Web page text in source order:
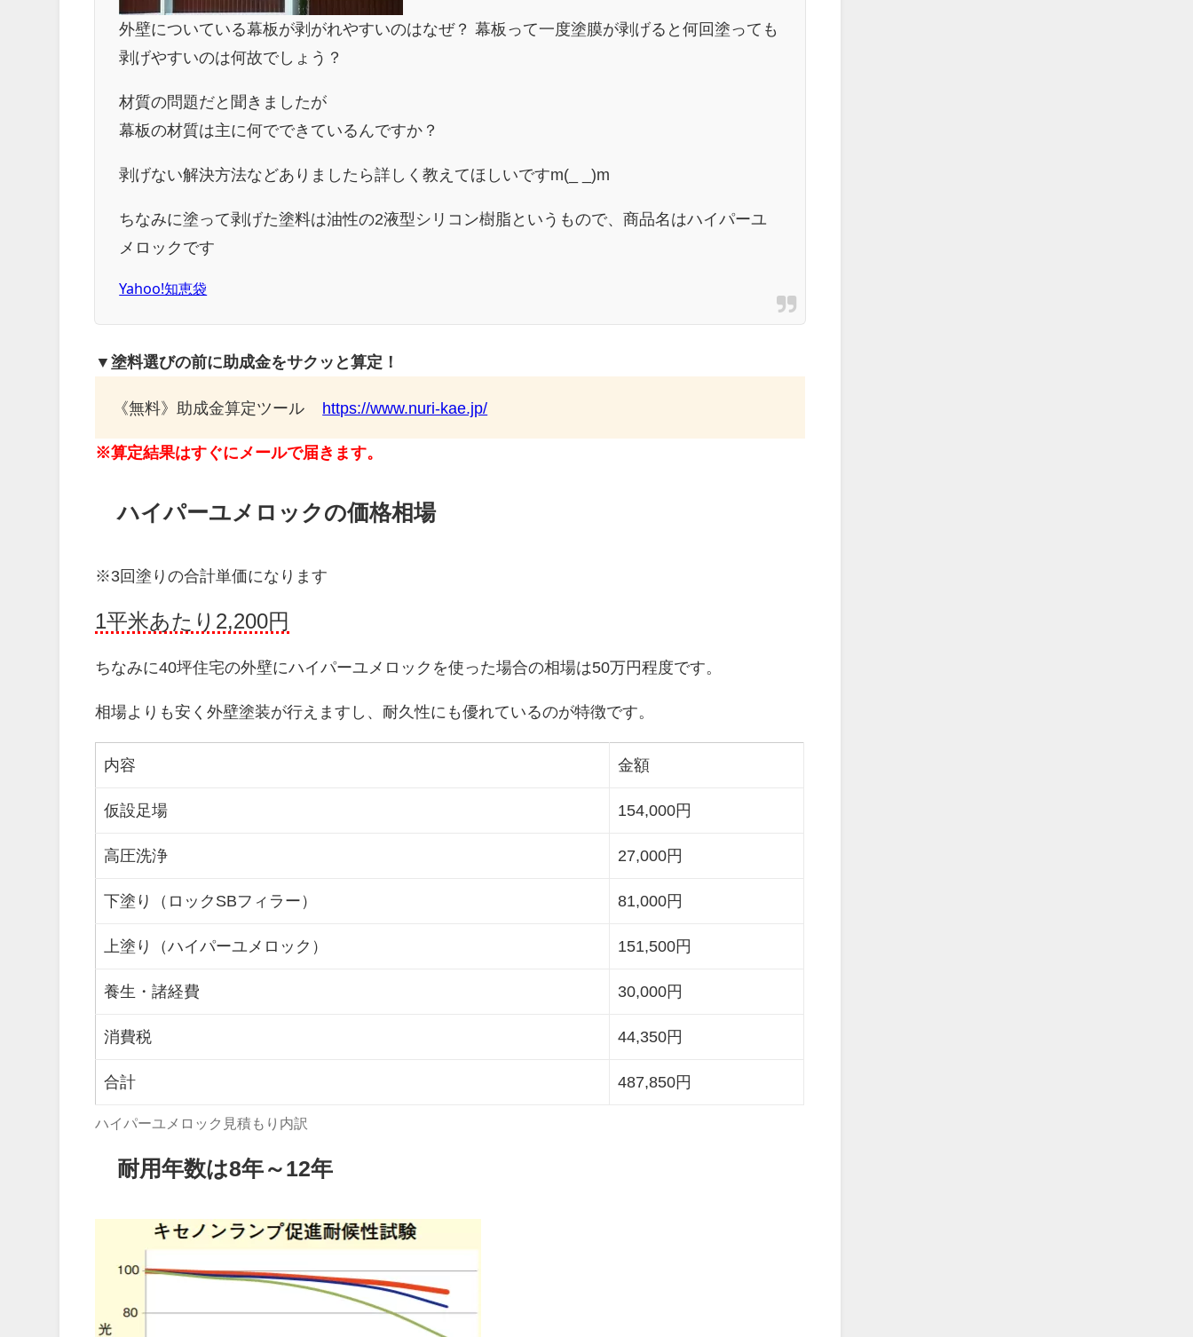
外壁についている幕板が剥がれやすいのはなぜ？ 幕板って一度塗膜が剥げると何回塗っても
剥げやすいのは何故でしょう？
材質の問題だと聞きましたが
幕板の材質は主に何でできているんですか？
剥げない解決方法などありましたら詳しく教えてほしいですm(_ _)m
ちなみに塗って剥げた塗料は油性の2液型シリコン樹脂というもので、商品名はハイパーユ
メロックです
Yahoo!知恵袋
▼塗料選びの前に助成金をサクッと算定！
《無料》助成金算定ツール https://www.nuri-kae.jp/
※算定結果はすぐにメールで届きます。
ハイパーユメロックの価格相場
※3回塗りの合計単価になります
1平米あたり2,200円
ちなみに40坪住宅の外壁にハイパーユメロックを使った場合の相場は50万円程度です。
相場よりも安く外壁塗装が行えますし、耐久性にも優れているのが特徴です。
内容 金額
仮設足場 154,000円
高圧洗浄 27,000円
下塗り（ロックSBフィラー） 81,000円
上塗り（ハイパーユメロック） 151,500円
養生・諸経費 30,000円
消費税 44,350円
合計 487,850円
ハイパーユメロック見積もり内訳
耐用年数は8年～12年